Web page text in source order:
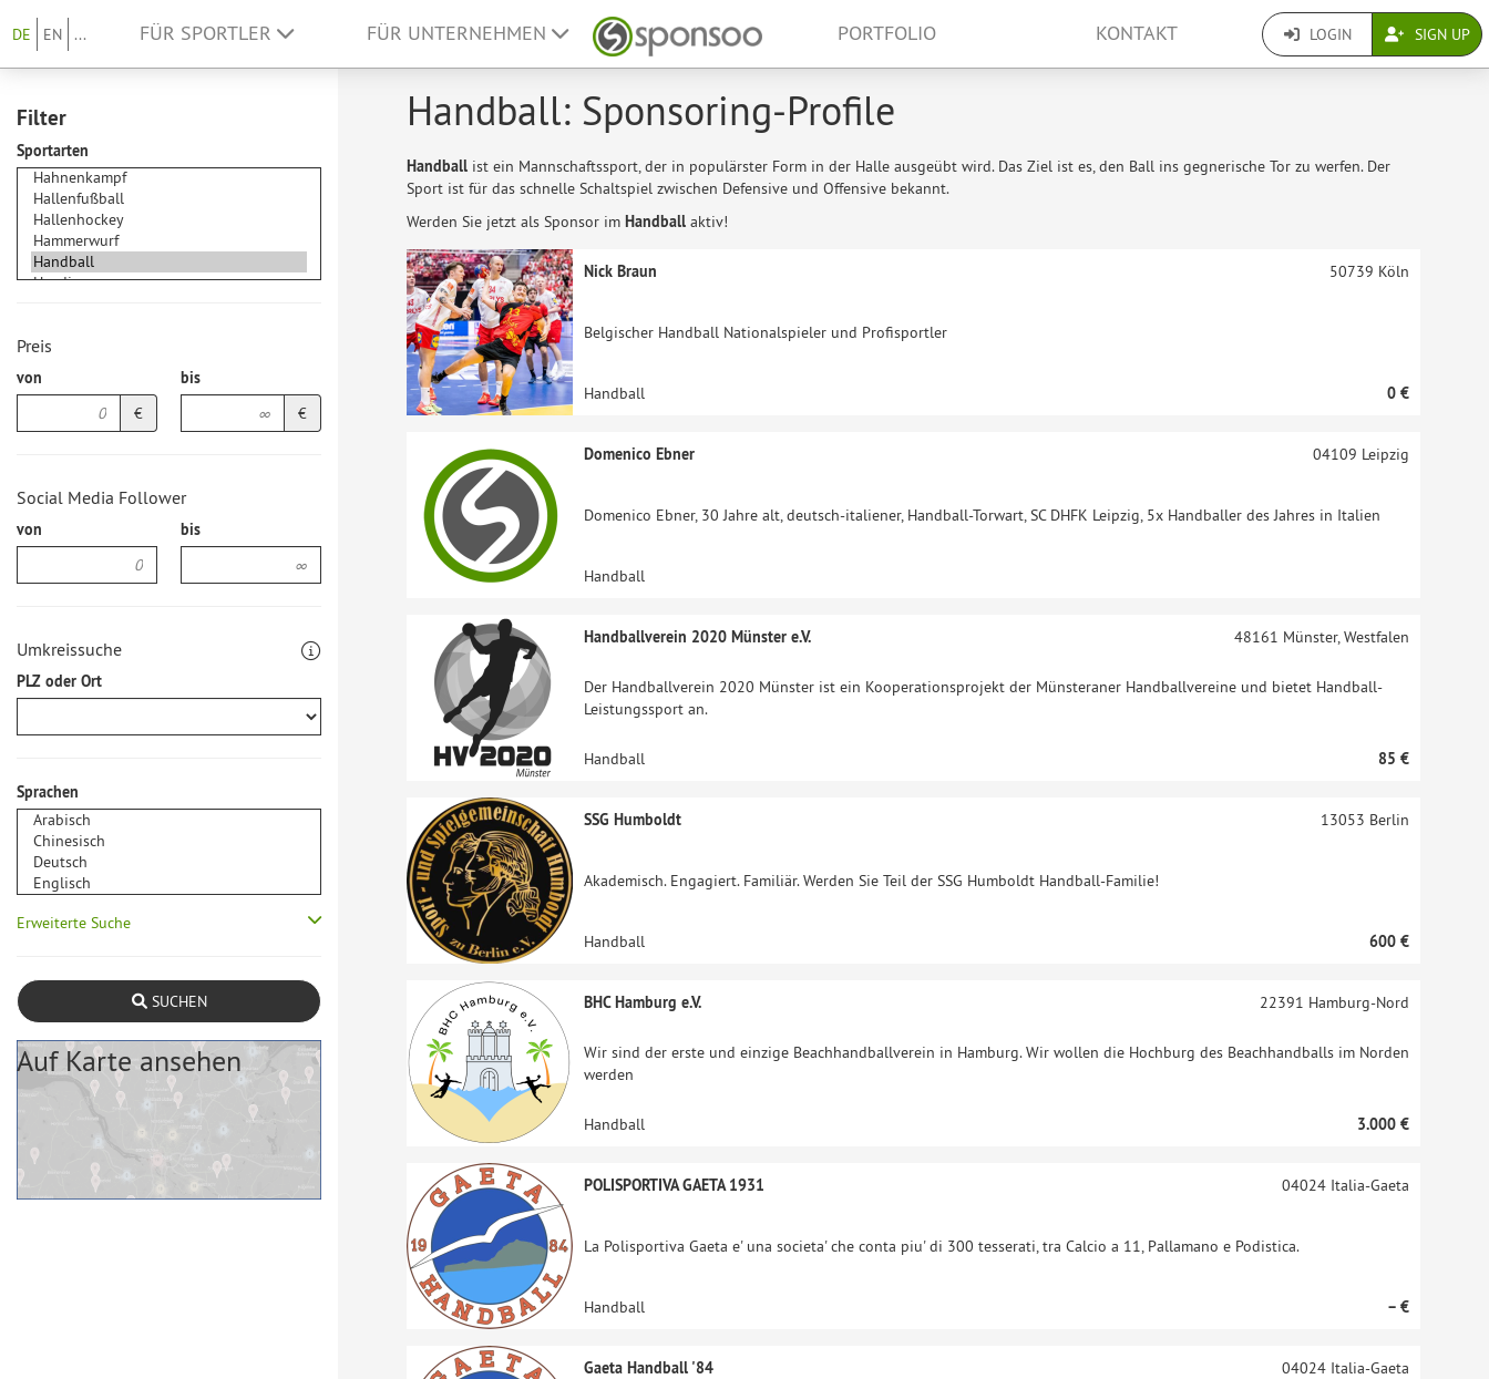
DE EN ... FÜR SPORTLER FÜR UNTERNEHMEN PORTFOLIO KONTAKT LOGIN SIGN UP
Filter
Sportarten
Preis
von
€
bis
€
Social Media Follower
von bis
Umkreissuche
PLZ oder Ort
Sprachen
Erweiterte Suche
SUCHEN
Auf Karte ansehen
Handball: Sponsoring-Profile
Handball ist ein Mannschaftssport, der in populärster Form in der Halle ausgeübt wird. Das Ziel ist es, den Ball ins gegnerische Tor zu werfen. Der
Sport ist für das schnelle Schaltspiel zwischen Defensive und Offensive bekannt.
Werden Sie jetzt als Sponsor im Handball aktiv!
Nick Braun
Belgischer Handball Nationalspieler und Profisportler
50739 Köln
Handball 0 €
Domenico Ebner
Domenico Ebner, 30 Jahre alt, deutsch-italiener, Handball-Torwart, SC DHFK Leipzig, 5x Handballer des Jahres in Italien
04109 Leipzig
Handball
Handballverein 2020 Münster e.V.
Der Handballverein 2020 Münster ist ein Kooperationsprojekt der Münsteraner Handballvereine und bietet Handball-
Leistungssport an.
48161 Münster, Westfalen
Handball 85 €
SSG Humboldt
Akademisch. Engagiert. Familiär. Werden Sie Teil der SSG Humboldt Handball-Familie!
13053 Berlin
Handball 600 €
BHC Hamburg e.V.
Wir sind der erste und einzige Beachhandballverein in Hamburg. Wir wollen die Hochburg des Beachhandballs im Norden
werden
22391 Hamburg-Nord
Handball 3.000 €
POLISPORTIVA GAETA 1931
La Polisportiva Gaeta e' una societa' che conta piu' di 300 tesserati, tra Calcio a 11, Pallamano e Podistica.
04024Italia-Gaeta
Handball – €
Gaeta Handball '84 04024Italia-Gaeta